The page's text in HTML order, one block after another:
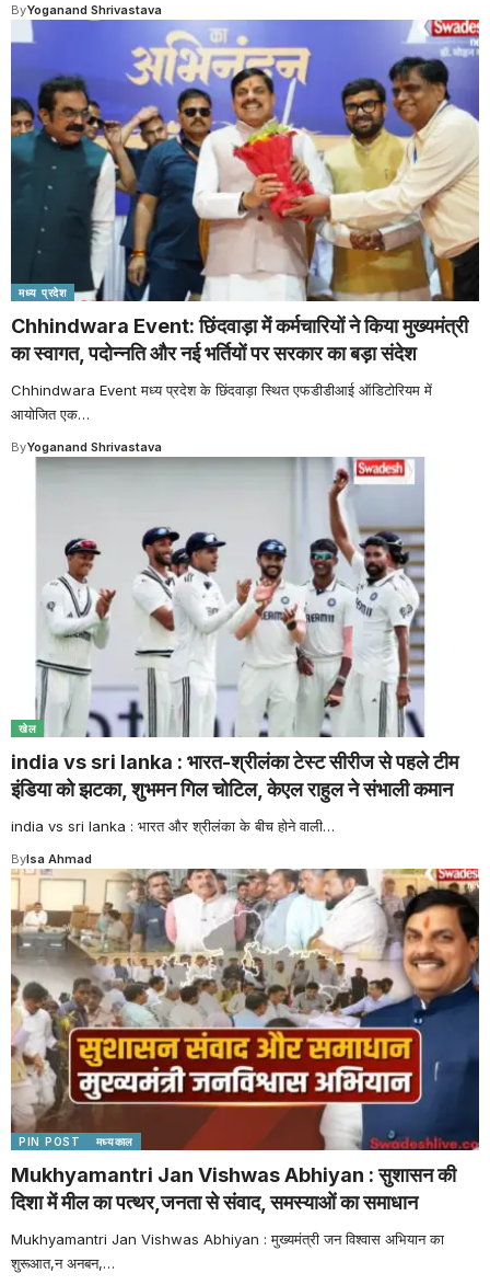
ByYoganand Shrivastava
मध्य प्रदेश
Chhindwara Event: छिंदवाड़ा में कर्मचारियों ने किया मुख्यमंत्री
का स्वागत, पदोन्नति और नई भर्तियों पर सरकार का बड़ा संदेश
Chhindwara Event मध्य प्रदेश के छिंदवाड़ा स्थित एफडीडीआई ऑडिटोरियम में
आयोजित एक…
ByYoganand Shrivastava
खेल
india vs sri lanka : भारत-श्रीलंका टेस्ट सीरीज से पहले टीम
इंडिया को झटका, शुभमन गिल चोटिल, केएल राहुल ने संभाली कमान
india vs sri lanka : भारत और श्रीलंका के बीच होने वाली…
ByIsa Ahmad
PIN POST मध्यकाल
Mukhyamantri Jan Vishwas Abhiyan : सुशासन की
दिशा में मील का पत्थर,जनता से संवाद, समस्याओं का समाधान
Mukhyamantri Jan Vishwas Abhiyan : मुख्यमंत्री जन विश्वास अभियान का
शुरूआत,न अनबन,…